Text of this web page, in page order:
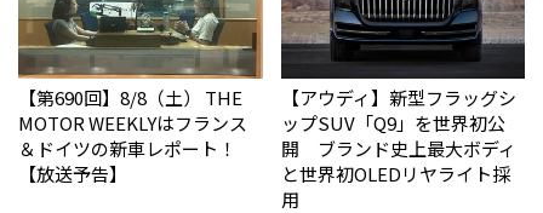
【第690回】8/8（土） THE
MOTOR WEEKLYはフランス
＆ドイツの新車レポート！
【放送予告】
【アウディ】新型フラッグシ
ップSUV「Q9」を世界初公
開 ブランド史上最大ボディ
と世界初OLEDリヤライト採
用